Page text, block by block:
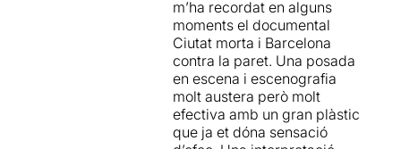
experiencia en espectáculos
de calle lo hacen destacar
especialmente. Así, a pesar
de que se puede echar de
menos más emotividad en
algún momento,Ah! (Judit)
funciona en su vertiente
ética, estética y política,
Alsina llença la denúncia
des del convencionalisme
que defuig des del punt de
vista estructural, i perd
força. Les referències al
McDonalds i a Zara són
massa evidents, i no fan el
mal que caldria.
m’ha recordat en alguns
moments el documental
Ciutat morta i Barcelona
contra la paret. Una posada
en escena i escenografia
molt austera però molt
efectiva amb un gran plàstic
que ja et dóna sensació